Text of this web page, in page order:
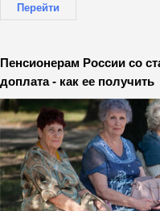
Перейти
Пенсионерам России со
доплата - как ее получить